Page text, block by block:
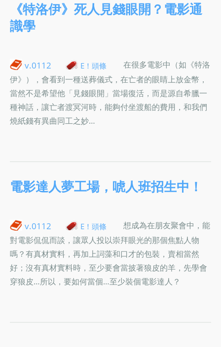
《特洛伊》死人見錢眼開？電影通
識學
v.0112 E！頭條
在很多電影中（如《特洛
伊》），會看到一種送葬儀式，在亡者的眼睛上放金幣，
當然不是希望他「見錢眼開」當場復活，而是源自希臘一
種神話，讓亡者渡冥河時，能夠付坐渡船的費用，和我們
燒紙錢有異曲同工之妙…
電影達人夢工場，唬人班招生中！
v.0112 E！頭條
想成為在朋友聚會中，能
對電影侃侃而談，讓眾人投以崇拜眼光的那個焦點人物
嗎？有真材實料，再加上詞藻和口才的包裝，賣相當然
好；沒有真材實料時，至少要會當披著狼皮的羊，先學會
穿狼皮…所以，要如何當個…至少裝個電影達人？